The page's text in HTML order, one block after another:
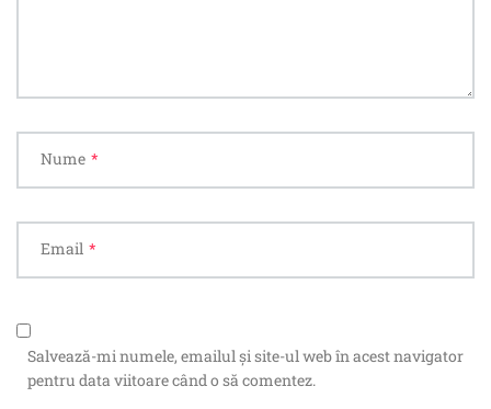
Nume *
Email *
Salvează-mi numele, emailul și site-ul web în acest navigator
pentru data viitoare când o să comentez.